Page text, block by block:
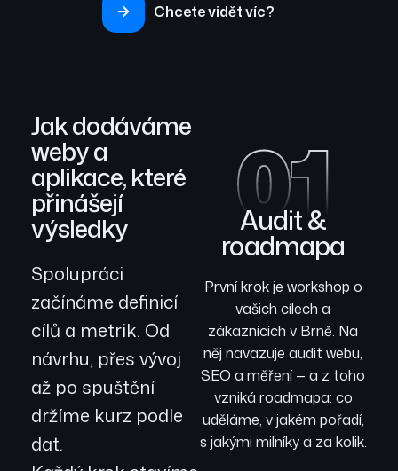
Chcete vidět víc?
Jak dodáváme
weby a
aplikace, které
přinášejí
výsledky
Spolupráci
začínáme definicí
cílů a metrik. Od
návrhu, přes vývoj
až po spuštění
držíme kurz podle
dat.
01
Audit &
roadmapa
První krok je workshop o
vašich cílech a
zákaznících v Brně. Na
něj navazuje audit webu,
SEO a měření — a z toho
vzniká roadmapa: co
uděláme, v jakém pořadí,
s jakými milníky a za kolik.